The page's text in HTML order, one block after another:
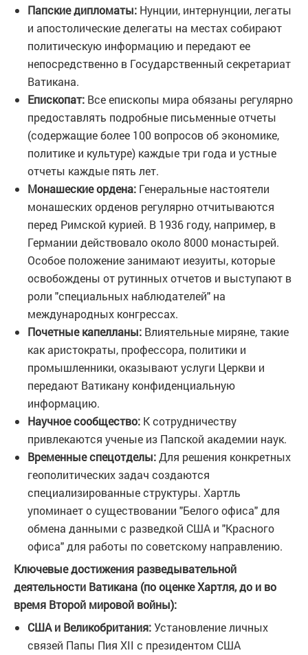
Папские дипломаты: Нунции, интернунции, легаты
и апостолические делегаты на местах собирают
политическую информацию и передают ее
непосредственно в Государственный секретариат
Ватикана.
Епископат: Все епископы мира обязаны регулярно
предоставлять подробные письменные отчеты
(содержащие более 100 вопросов об экономике,
политике и культуре) каждые три года и устные
отчеты каждые пять лет.
Монашеские ордена: Генеральные настоятели
монашеских орденов регулярно отчитываются
перед Римской курией. В 1936 году, например, в
Германии действовало около 8000 монастырей.
Особое положение занимают иезуиты, которые
освобождены от рутинных отчетов и выступают в
роли "специальных наблюдателей" на
международных конгрессах.
Почетные капелланы: Влиятельные миряне, такие
как аристократы, профессора, политики и
промышленники, оказывают услуги Церкви и
передают Ватикану конфиденциальную
информацию.
Научное сообщество: К сотрудничеству
привлекаются ученые из Папской академии наук.
Временные спецотделы:Для решения конкретных
геополитических задач создаются
специализированные структуры. Хартль
упоминает о существовании "Белого офиса" для
обмена данными с разведкой США и "Красного
офиса" для работы по советскому направлению.
Ключевые достижения разведывательной
деятельности Ватикана (по оценке Хартля, до и во
время Второй мировой войны):
США и Великобритания:Установление личных
связей Папы Пия XII с президентом США